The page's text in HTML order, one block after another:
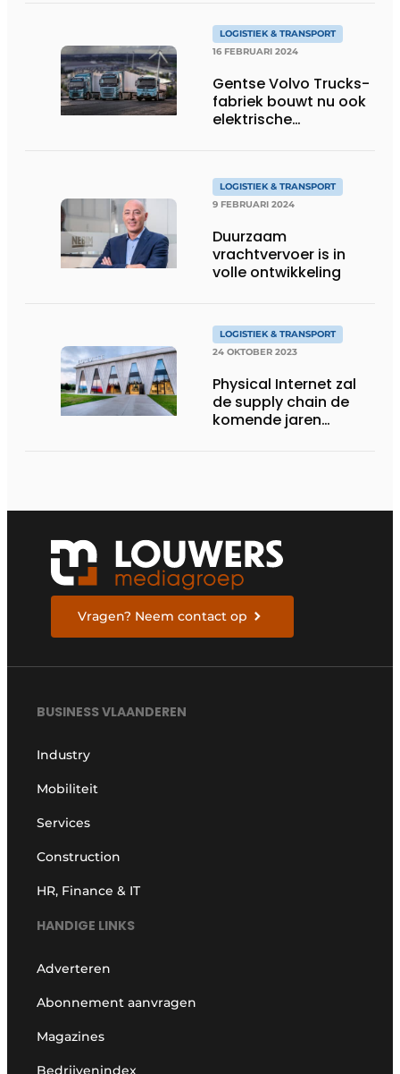
LOGISTIEK & TRANSPORT
16 FEBRUARI 2024
Gentse Volvo Trucks-
fabriek bouwt nu ook
elektrische
LOGISTIEK & TRANSPORT
9 FEBRUARI 2024
Duurzaam
vrachtvervoer is in
volle ontwikkeling
LOGISTIEK & TRANSPORT
24 OKTOBER 2023
Physical Internet zal
de supply chain de
komende jaren
Vragen? Neem contact op
BUSINESS VLAANDEREN
Industry
Mobiliteit
Services
Construction
HR, Finance & IT
HANDIGE LINKS
Adverteren
Abonnement aanvragen
Magazines
Bedrijvenindex